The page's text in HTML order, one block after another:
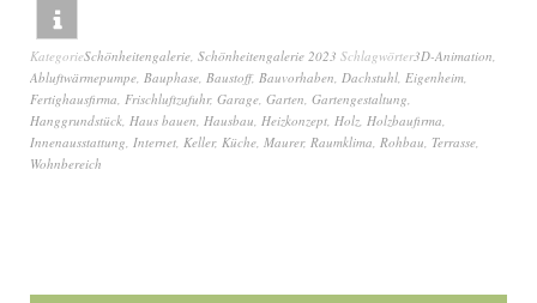
KategorieSchönheitengalerie Schönheitengalerie 2023 Schlagwörter3D-Animation
Abluftwärmepumpe Bauphase Baustoff, Bauvorhaben Dachstuhl Eigenheim
Fertighausfirma Frischluftzufuhr, Garage Garten Gartengestaltung
Hanggrundstück Haus bauen Hausbau Heizkonzept Holz Holzbaufirma
Innenausstattung Internet Keller, Küche Maurer, Raumklima Rohbau Terrasse
Wohnbereich